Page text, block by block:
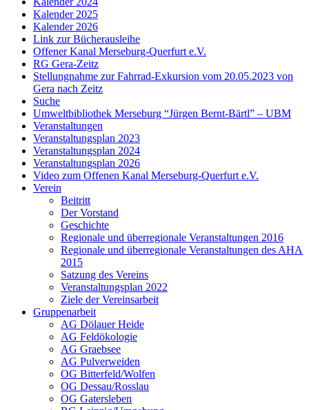
Kalender 2025
Kalender 2026
Link zur Bücherausleihe
Offener Kanal Merseburg-Querfurt e.V.
RG Gera-Zeitz
Stellungnahme zur Fahrrad-Exkursion vom 20.05.2023 von
Gera nach Zeitz
Suche
Umweltbibliothek Merseburg “Jürgen Bernt-Bärtl” – UBM
Veranstaltungen
Veranstaltungsplan 2023
Veranstaltungsplan 2024
Veranstaltungsplan 2026
Video zum Offenen Kanal Merseburg-Querfurt e.V.
Verein
Beitritt
Der Vorstand
Geschichte
Regionale und überregionale Veranstaltungen 2016
Regionale und überregionale Veranstaltungen des AHA
2015
Satzung des Vereins
Veranstaltungsplan 2022
Ziele der Vereinsarbeit
Gruppenarbeit
AG Dölauer Heide
AG Feldökologie
AG Graebsee
AG Pulverweiden
OG Bitterfeld/Wolfen
OG Dessau/Rosslau
OG Gatersleben